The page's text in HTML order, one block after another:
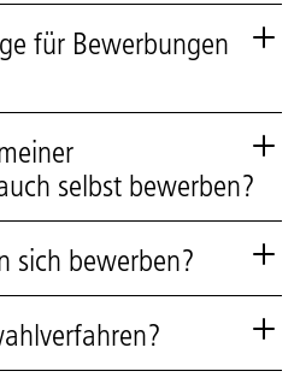
für Bewerbungen
selbst bewerben?
sich bewerben?